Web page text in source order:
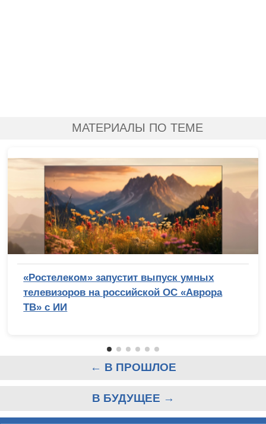
МАТЕРИАЛЫ ПО ТЕМЕ
«Ростелеком» запустит выпуск умных
телевизоров на российской ОС «Аврора
ТВ» с ИИ
← В ПРОШЛОЕ
В БУДУЩЕЕ →